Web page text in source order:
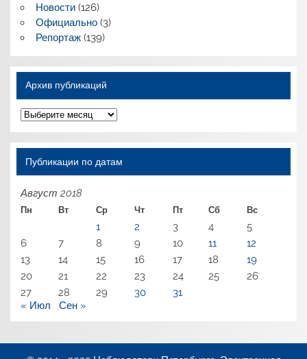
Новости(126)
Официально(3)
Репортаж(139)
Архив публикаций
Архив
публикаций
Публикации по датам
Август 2018
Пн Вт Ср Чт Пт Сб Вс
1 2 3 4
5
6
7 8 9 10 11
12
13
14 15 16 17 18
19
20
21 22 23 24 25
26
27
28 29 30
31
« Июл
Сен »